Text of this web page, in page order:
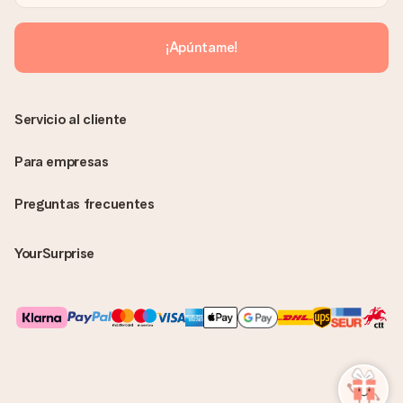
¡Apúntame!
Preguntas frecuentes
YourSurprise
Servicio al cliente
Para empresas